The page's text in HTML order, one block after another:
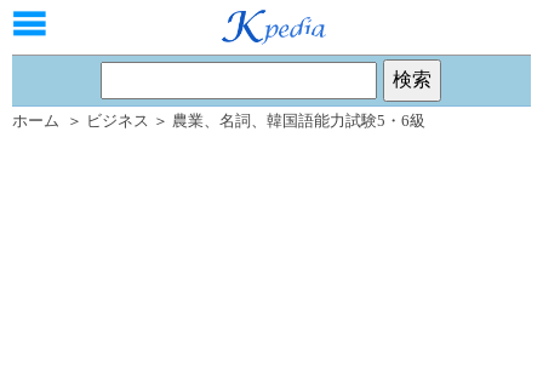
ホーム ＞ ビジネス ＞ 農業、 名詞 、 韓国語能力試験5・6級